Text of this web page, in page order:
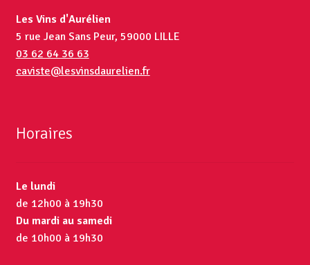
Les Vins d'Aurélien
5 rue Jean Sans Peur, 59000 LILLE
03 62 64 36 63
caviste@lesvinsdaurelien.fr
Horaires
Le lundi
de 12h00 à 19h30
Du mardi au samedi
de 10h00 à 19h30